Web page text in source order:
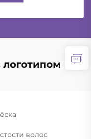
логотипом
волос